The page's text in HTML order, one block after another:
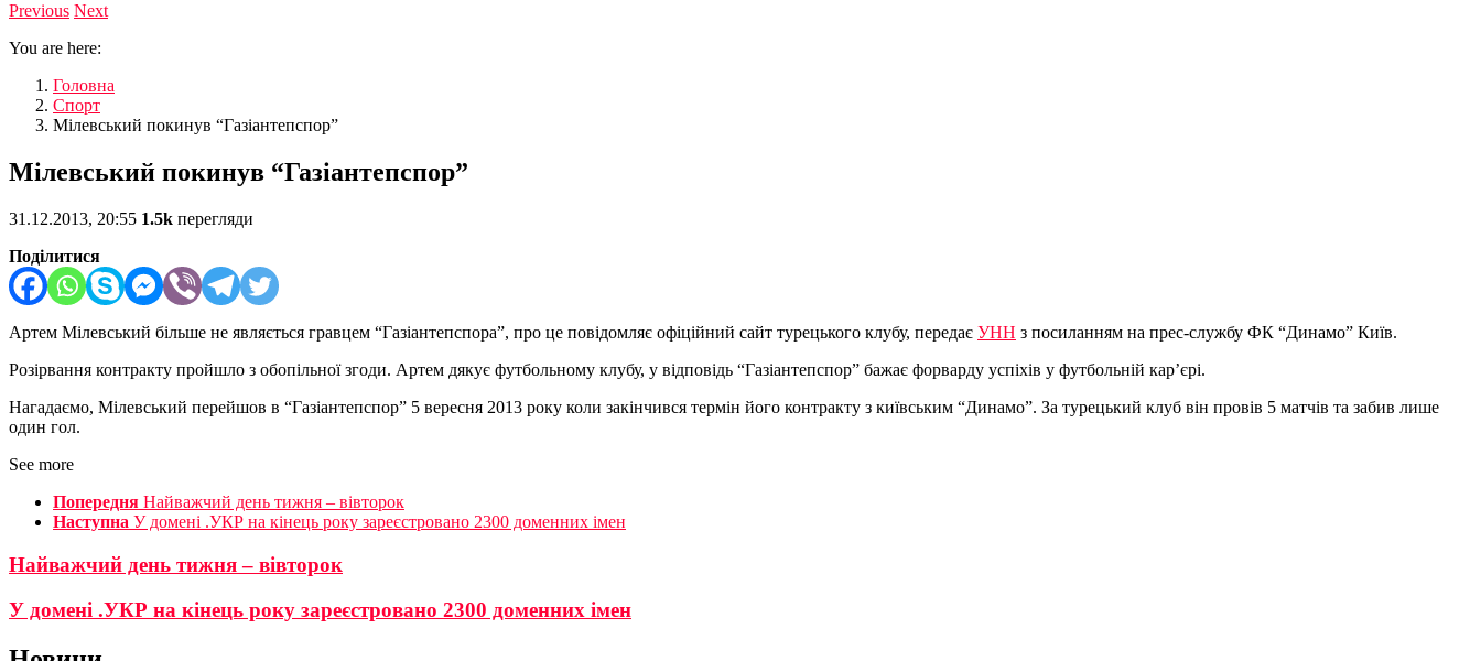
Previous Next
You are here:
Головна
Спорт
Мілевський покинув “Газіантепспор”
Мілевський покинув “Газіантепспор”
31.12.2013, 20:55 1.5k перегляди
Поділитися
Артем Мілевський більше не являється гравцем “Газіантепспора”, про це повідомляє офіційний сайт турецького клубу, передає УНН з посиланням на прес-службу ФК “Динамо” Київ.
Розірвання контракту пройшло з обопільної згоди. Артем дякує футбольному клубу, у відповідь “Газіантепспор” бажає форварду успіхів у футбольній кар’єрі.
Нагадаємо, Мілевський перейшов в “Газіантепспор” 5 вересня 2013 року коли закінчився термін його контракту з київським “Динамо”. За турецький клуб він провів 5 матчів та забив лише
один гол.
See more
Попередня Найважчий день тижня – вівторок
Наступна У домені .УКР на кінець року зареєстровано 2300 доменних імен
Найважчий день тижня – вівторок
У домені .УКР на кінець року зареєстровано 2300 доменних імен